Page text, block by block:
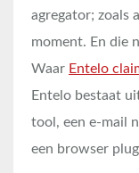
agregator; zoals
moment. En die
Waar Entelo
Entelo bestaat
tool, een e-mail
een browser